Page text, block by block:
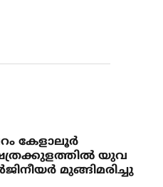
കേളാലൂർ
യുവ
മുങ്ങിമരിച്ചു